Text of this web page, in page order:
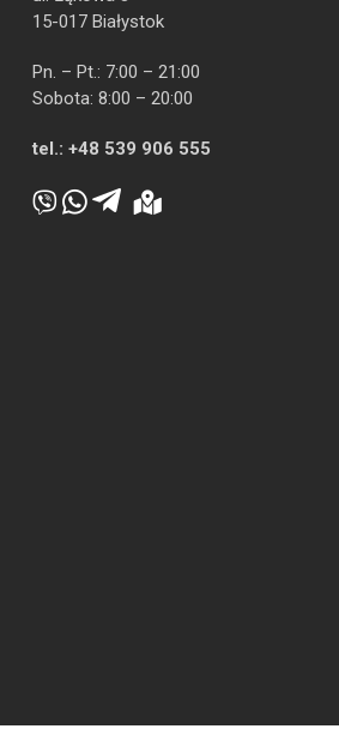
15-017 Białystok
Pn. – Pt.: 7:00 – 21:00
Sobota: 8:00 – 20:00
tel.: +48 539 906 555